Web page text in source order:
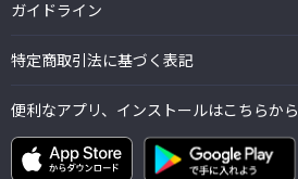
ガイドライン
特定商取引法に基づく表記
便利なアプリ、インストールはこちらから